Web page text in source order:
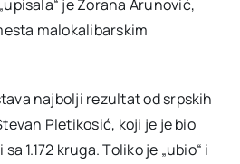
je Zorana Arunović,
malokalibarskim
najbolji rezultat od srpskih
Pletikosić, koji je je bio
1.172 kruga. Toliko je „ubio“ i